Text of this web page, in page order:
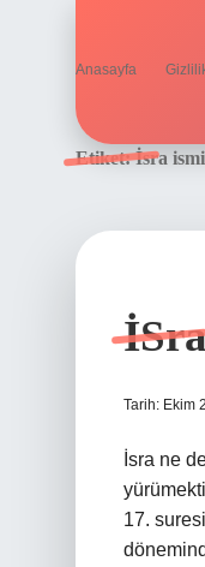
Anasayfa
Etiket:İsra
Tarih: Ekim
İsra ne
17.